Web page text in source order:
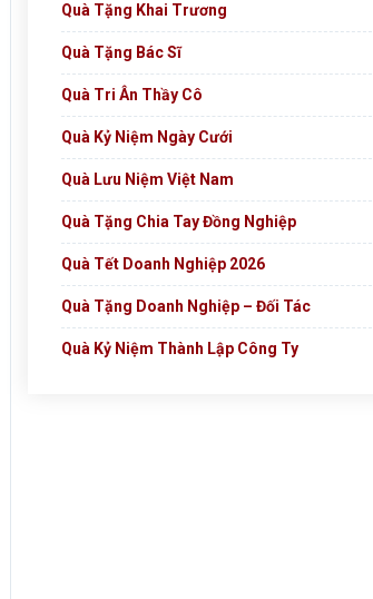
Quà Tặng Khai Trương
Quà Tặng Bác Sĩ
Quà Tri Ân Thầy Cô
Quà Kỷ Niệm Ngày Cưới
Quà Lưu Niệm Việt Nam
Quà Tặng Chia Tay Đồng Nghiệp
Quà Tết Doanh Nghiệp 2026
Quà Tặng Doanh Nghiệp – Đối Tác
Quà Kỷ Niệm Thành Lập Công Ty